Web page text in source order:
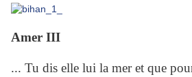
Amer III
... Tu dis elle lui la mer et que